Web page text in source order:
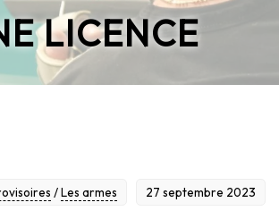
LICENCE
27 septembre 2023
/Les armes